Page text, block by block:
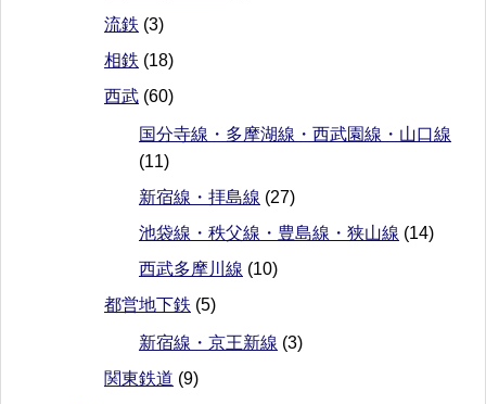
流鉄 (3)
相鉄 (18)
西武 (60)
国分寺線・多摩湖線・西武園線・山口線
(11)
新宿線・拝島線 (27)
池袋線・秩父線・豊島線・狭山線 (14)
西武多摩川線 (10)
都営地下鉄 (5)
新宿線・京王新線 (3)
関東鉄道 (9)